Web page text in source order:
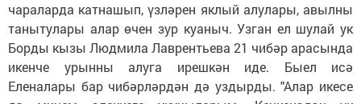
чараларда катнашып, үзләрен яклый алулары, авылны
танытулары алар өчен зур куаныч. Узган ел шулай ук
Борды кызы Людмила Лаврентьева 21 чибәр арасында
икенче урынны алуга ирешкән иде. Быел исә
Еленалары бар чибәрләрдән дә уздырды. "Алар икесе